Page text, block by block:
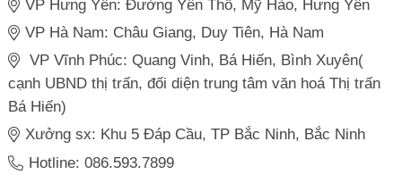
VP Hưng Yên: Đường Yên Thổ, Mỹ Hào, Hưng Yên
VP Hà Nam: Châu Giang, Duy Tiên, Hà Nam
VP Vĩnh Phúc: Quang Vinh, Bá Hiến, Bình Xuyên(
cạnh UBND thị trấn, đối diện trung tâm văn hoá Thị trấn
Bá Hiến)
Xưởng sx: Khu 5 Đáp Cầu, TP Bắc Ninh, Bắc Ninh
Hotline: 086.593.7899